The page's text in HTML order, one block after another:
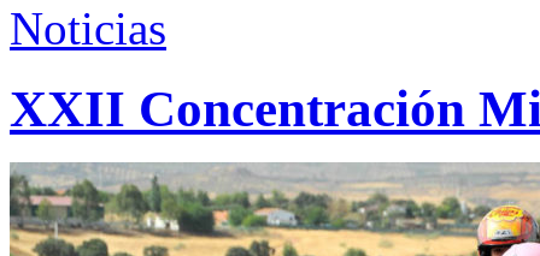
Noticias
XXII Concentración